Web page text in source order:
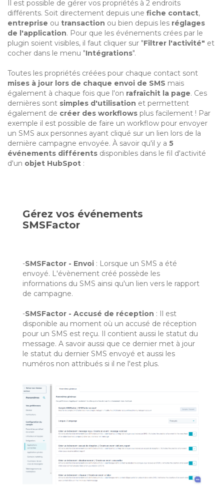
Il est possible de gérer vos propriétés à 2 endroits
différents. Soit directement depuis une fiche contact,
entreprise ou transaction ou bien depuis les réglages
de l'application. Pour que les événements crées par le
plugin soient visibles, il faut cliquer sur "Filtrer l'activité" et
cocher dans le menu "Intégrations".
Toutes les propriétés créées pour chaque contact sont
mises à jour lors de chaque envoi de SMS mais
également à chaque fois que l'on rafraîchit la page. Ces
dernières sont simples d'utilisation et permettent
également de créer des workflows plus facilement ! Par
exemple il est possible de faire un workflow pour envoyer
un SMS aux personnes ayant cliqué sur un lien lors de la
dernière campagne envoyée. À savoir qu'il y a 5
événements différents disponibles dans le fil d'activité
d'un objet HubSpot :
Gérez vos événements
SMSFactor
-SMSFactor - Envoi : Lorsque un SMS a été
envoyé. L'évènement créé possède les
informations du SMS ainsi qu'un lien vers le rapport
de campagne.
-SMSFactor - Accusé de réception : Il est
disponible au moment où un accusé de réception
pour un SMS est reçu. Il contient aussi le statut du
message. A savoir aussi que ce dernier met à jour
le statut du dernier SMS envoyé et aussi les
numéros non attribués si il ne l'est plus.